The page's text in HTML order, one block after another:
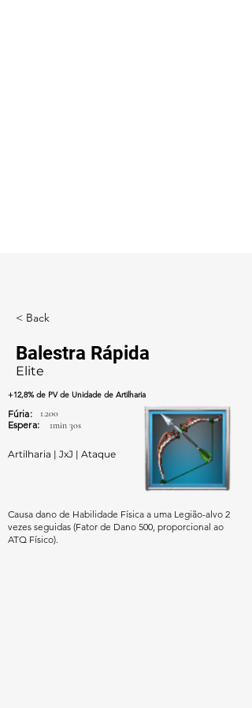
< Back
Balestra Rápida
Elite
+12,8% de PV de Unidade de Artilharia
1min 30s
1.200
Fúria:
Espera:
Artilharia | JxJ | Ataque
Causa dano de Habilidade Física a uma Legião-alvo 2
vezes seguidas (Fator de Dano 500, proporcional ao
ATQ Físico).